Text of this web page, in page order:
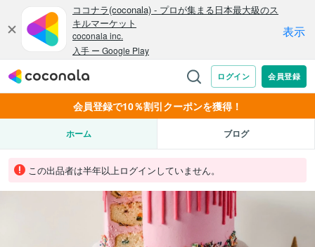
会員登録で10％割引クーポンを獲得！
ホーム ブログ
この出品者は半年以上ログインしていません。